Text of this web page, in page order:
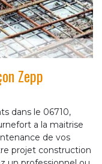
Zepp
dans le 06710,
a la maitrise
de vos
projet construction